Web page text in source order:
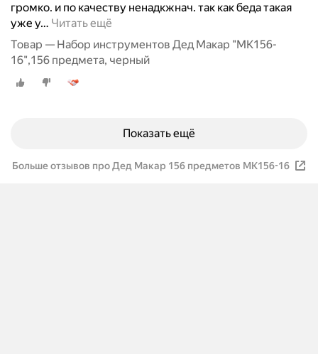
громко. и по качеству ненадкжнач. так как беда такая
уже у… Читать ещё
Товар — Набор инструментов Дед Макар "МК156-
16",156 предмета, черный
Показать ещё
Больше отзывов про Дед Макар 156 предметов МК156-16